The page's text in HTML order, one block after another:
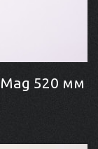
Mag 520 мм